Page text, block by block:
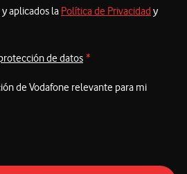
aplicados la Política de Privacidad y
de datos *
de Vodafone relevante para mi